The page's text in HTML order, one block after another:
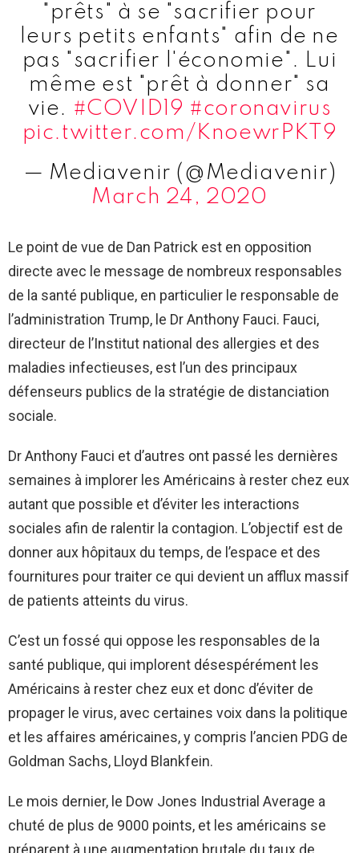
"prêts" à se "sacrifier pour
leurs petits enfants" afin de ne
pas "sacrifier l'économie". Lui
même est "prêt à donner" sa
vie. #COVID19 #coronavirus
pic.twitter.com/KnoewrPKT9
— Mediavenir (@Mediavenir)
March 24, 2020
Le point de vue de Dan Patrick est en opposition
directe avec le message de nombreux responsables
de la santé publique, en particulier le responsable de
l’administration Trump, le Dr Anthony Fauci. Fauci,
directeur de l’Institut national des allergies et des
maladies infectieuses, est l’un des principaux
défenseurs publics de la stratégie de distanciation
sociale.
Dr Anthony Fauci et d’autres ont passé les dernières
semaines à implorer les Américains à rester chez eux
autant que possible et d’éviter les interactions
sociales afin de ralentir la contagion. L’objectif est de
donner aux hôpitaux du temps, de l’espace et des
fournitures pour traiter ce qui devient un afflux massif
de patients atteints du virus.
C’est un fossé qui oppose les responsables de la
santé publique, qui implorent désespérément les
Américains à rester chez eux et donc d’éviter de
propager le virus, avec certaines voix dans la politique
et les affaires américaines, y compris l’ancien PDG de
Goldman Sachs, Lloyd Blankfein.
Le mois dernier, le Dow Jones Industrial Average a
chuté de plus de 9000 points, et les américains se
préparent à une augmentation brutale du taux de